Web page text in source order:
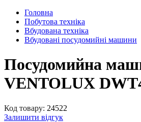
Головна
Побутова техніка
Вбудована техніка
Вбудовані посудомийні машини
Посудомийна
VENTOLUX
Код товару: 24522
Залишити відгук